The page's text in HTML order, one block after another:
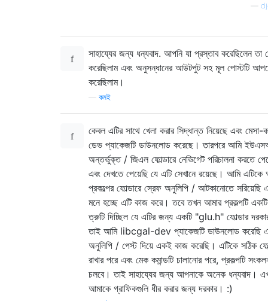
সাহায্যের জন্য ধন্যবাদ. আপনি যা প্রস্তাব করেছিলেন তা
করেছিলাম এবং অনুসন্ধানের আউটপুট সহ মূল পোস্টটি
করেছিলাম।
কমই
কেবল এটির সাথে খেলা করার সিদ্ধান্ত নিয়েছে এবং
ডেভ প্যাকেজটি ডাউনলোড করেছে। তারপরে আমি
অন্তর্ভুক্ত / জিএল ফোল্ডারে নেভিগেট পরিচালনা করতে
এবং দেখতে পেয়েছি যে এটি সেখানে রয়েছে। আমি এটিকে
প্রকল্পের ফোল্ডারে স্রেফ অনুলিপি / আটকানোতে সরিয়েছি
মনে হচ্ছে এটি কাজ করে। তবে তখন আমার প্রকল্পটি একটি
ত্রুটি দিচ্ছিল যে এটির জন্য একটি "glu.h" ফোল্ডার
তাই আমি libcgal-dev প্যাকেজটি ডাউনলোড করেছি
অনুলিপি / পেস্ট দিয়ে একই কাজ করেছি। এটিকে সঠিক
রাখার পরে এবং মেক কমান্ডটি চালানোর পরে, প্রকল্পটি
চলবে। তাই সাহায্যের জন্য আপনাকে অনেক ধন্যবাদ।
আমাকে গ্রাফিকগুলি ধীর করার জন্য দরকার। :)